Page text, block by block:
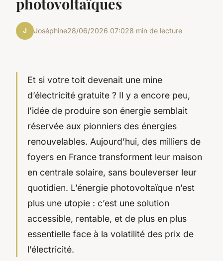
J Joséphine28/06/2026 07:028 min de lecture
Et si votre toit devenait une mine
d’électricité gratuite ? Il y a encore peu,
l’idée de produire son énergie semblait
réservée aux pionniers des énergies
renouvelables. Aujourd’hui, des milliers de
foyers en France transforment leur maison
en centrale solaire, sans bouleverser leur
quotidien. L’énergie photovoltaïque n’est
plus une utopie : c’est une solution
accessible, rentable, et de plus en plus
essentielle face à la volatilité des prix de
l’électricité.